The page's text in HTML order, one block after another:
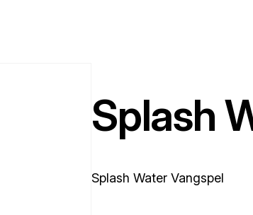
Splash
Splash Water Vangspel